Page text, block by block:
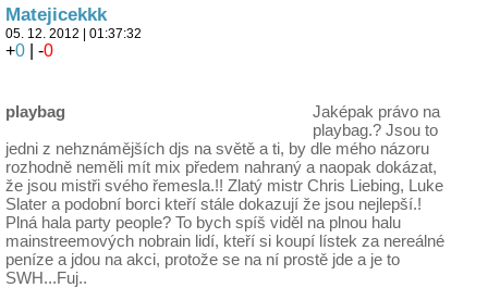
Matejicekkk
05. 12. 2012 | 01:37:32
+0 | -0
playbag
Jaképak právo na
playbag.? Jsou to
jedni z nehznámějších djs na světě a ti, by dle mého názoru
rozhodně neměli mít mix předem nahraný a naopak dokázat,
že jsou mistři svého řemesla.!! Zlatý mistr Chris Liebing, Luke
Slater a podobní borci kteří stále dokazují že jsou nejlepší.!
Plná hala party people? To bych spíš viděl na plnou halu
mainstreemových nobrain lidí, kteří si koupí lístek za nereálné
peníze a jdou na akci, protože se na ní prostě jde a je to
SWH...Fuj..